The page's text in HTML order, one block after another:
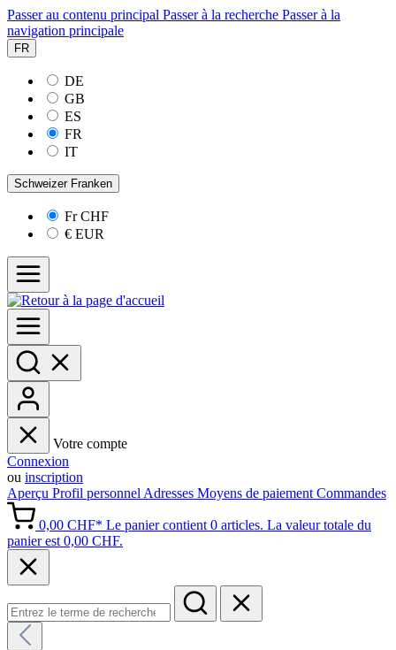
Passer au contenu principal Passer à la recherche Passer à la
navigation principale
FR
DE
GB
ES
FR
IT
Schweizer Franken
FrCHF
€ EUR
Votre compte
Connexion
ou inscription
Aperçu Profil personnel Adresses Moyens de paiement Commandes
0,00 CHF* Le panier contient 0 articles. La valeur totale du
panier est 0,00 CHF.